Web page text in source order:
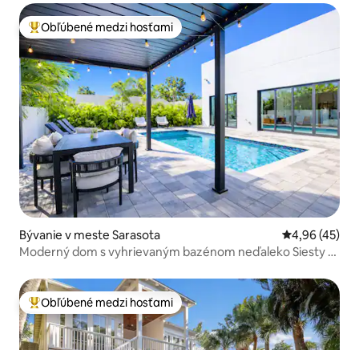
Najobľúbenejšie medzi hosťami
Obľúbené medzi hosťami
Bývanie v meste Sarasota Priemerné
4,96 (45)
Moderný dom s vyhrievaným bazénom neďaleko Siesty a
Najobľúbenejšie medzi hosťami
Obľúbené medzi hosťami